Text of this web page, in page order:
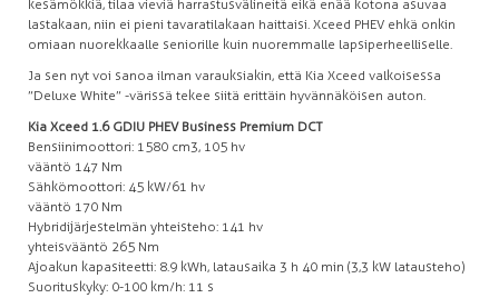
kesämökkiä, tilaa vieviä harrastusvälineitä eikä enää kotona asuvaa
lastakaan, niin ei pieni tavaratilakaan haittaisi. Xceed PHEV ehkä onkin
omiaan nuorekkaalle seniorille kuin nuoremmalle lapsiperheelliselle.
Ja sen nyt voi sanoa ilman varauksiakin, että Kia Xceed valkoisessa
”Deluxe White” -värissä tekee siitä erittäin hyvännäköisen auton.
Kia Xceed 1.6 GDIU PHEV Business Premium DCT
Bensiinimoottori: 1580 cm3, 105 hv
vääntö 147 Nm
Sähkömoottori: 45 kW/61 hv
vääntö 170 Nm
Hybridijärjestelmän yhteisteho: 141 hv
yhteisvääntö 265 Nm
Ajoakun kapasiteetti: 8.9 kWh, latausaika 3 h 40 min (3,3 kW latausteho)
Suorituskyky: 0-100 km/h: 11 s